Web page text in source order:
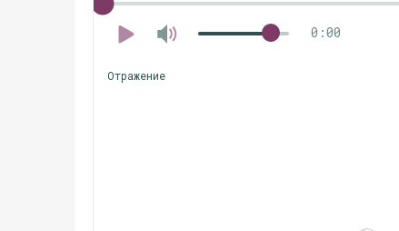
0:00
Отражение